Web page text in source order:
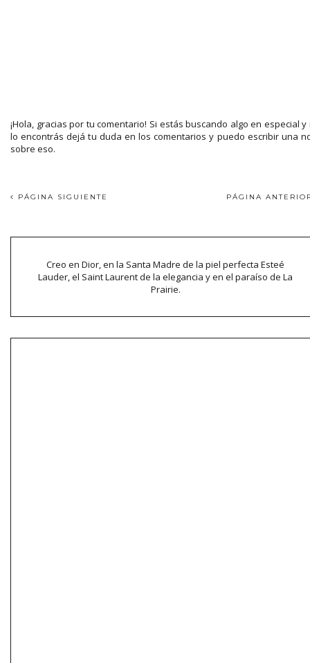
¡Hola, gracias por tu comentario! Si estás buscando algo en especial y
lo encontrás dejá tu duda en los comentarios y puedo escribir una
sobre eso.
PÁGINA SIGUIENTE PÁGINA
Creo en Dior, en la Santa Madre de la piel perfecta Esteé
Lauder, el Saint Laurent de la elegancia y en el paraíso de La
Prairie.